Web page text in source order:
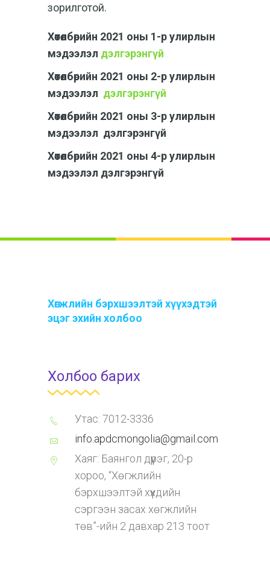
зорилготой.
Хөтөлбөрийн 2021 оны 1-р улирлын
мэдээлэл дэлгэрэнгүй
Хөтөлбөрийн 2021 оны 2-р улирлын
мэдээлэл дэлгэрэнгүй
Хөтөлбөрийн 2021 оны 3-р улирлын
мэдээлэл дэлгэрэнгүй
Хөтөлбөрийн 2021 оны 4-р улирлын
мэдээлэл дэлгэрэнгүй
Хөгжлийн бэрхшээлтэй хүүхэдтэй
эцэг эхийн холбоо
Холбоо барих
Утас: 7012-3336
info.apdcmongolia@gmail.com
Хаяг: Баянгол дүүрэг, 20-р
хороо, “Хөгжлийн
бэрхшээлтэй хүүхдийн
сэргээн засах хөгжлийн
төв”-ийн 2 давхар 213 тоот